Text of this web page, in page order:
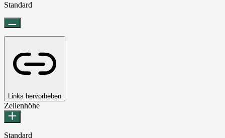
Standard
Links hervorheben
Zeilenhöhe
Standard